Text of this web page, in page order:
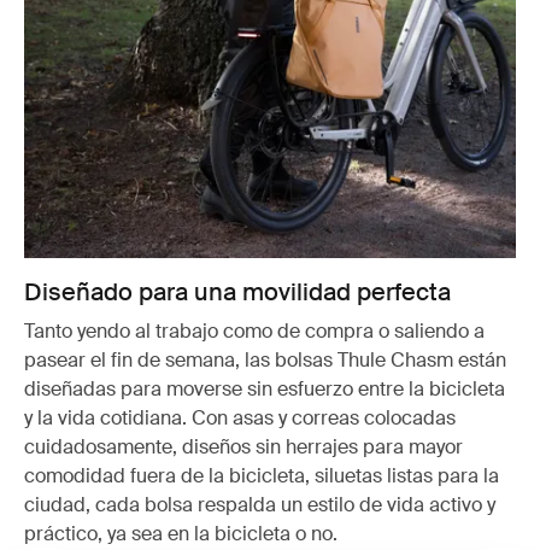
Diseñado para una movilidad perfecta
Tanto yendo al trabajo como de compra o saliendo a
pasear el fin de semana, las bolsas Thule Chasm están
diseñadas para moverse sin esfuerzo entre la bicicleta
y la vida cotidiana. Con asas y correas colocadas
cuidadosamente, diseños sin herrajes para mayor
comodidad fuera de la bicicleta, siluetas listas para la
ciudad, cada bolsa respalda un estilo de vida activo y
práctico, ya sea en la bicicleta o no.